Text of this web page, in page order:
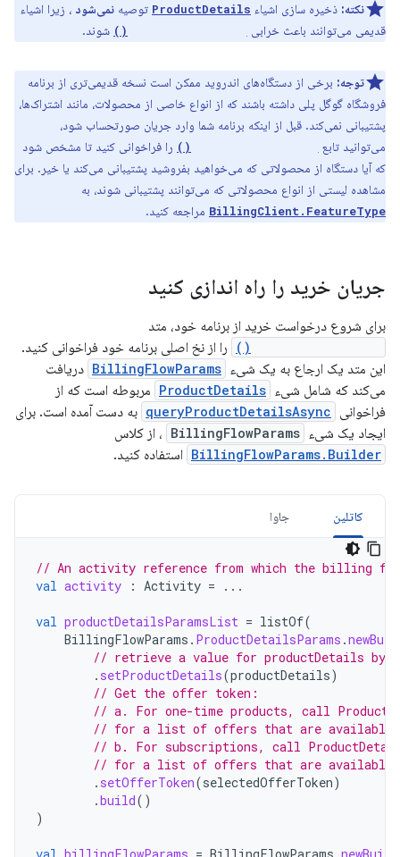
نکته: ذخیره سازی اشیاء ProductDetails توصیه نمی‌شود ، زیرا اشیاء
قدیمی می‌توانند باعث خرابی
شوند.
توجه: برخی از دستگاه‌های اندروید ممکن است نسخه قدیمی‌تری از برنامه
فروشگاه گوگل پلی داشته باشند که از انواع خاصی از محصولات، مانند اشتراک‌ها،
پشتیبانی نمی‌کند. قبل از اینکه برنامه شما وارد جریان صورتحساب شود،
می‌توانید تابع
را فراخوانی کنید تا مشخص شود
که آیا دستگاه از محصولاتی که می‌خواهید بفروشید پشتیبانی می‌کند یا خیر. برای
مشاهده لیستی از انواع محصولاتی که می‌توانند پشتیبانی شوند، به
BillingClient.FeatureType مراجعه کنید.
جریان خرید را راه اندازی کنید
برای شروع درخواست خرید از برنامه خود، متد
را از نخ اصلی برنامه خود فراخوانی کنید.
این متد یک ارجاع به یک شیء BillingFlowParams دریافت
می‌کند که شامل شیء ProductDetails مربوطه است که از
فراخوانی queryProductDetailsAsync به دست آمده است. برای
ایجاد یک شیء BillingFlowParams ، از کلاس
BillingFlowParams.Builder استفاده کنید.
کاتلین جاوا
// An activity reference from which the billing
val activity : Activity = ...
val productDetailsParamsList = listOf(
BillingFlowParams . ProductDetailsParams .
// retrieve a value for productDetails by
. setProductDetails(productDetails)
// Get the offer token:
// a. For one-time products, call
// for a list of offers that are available
// b. For subscriptions, call
// for a list of offers that are available
. setOfferToken(selectedOfferToken)
.build()
)